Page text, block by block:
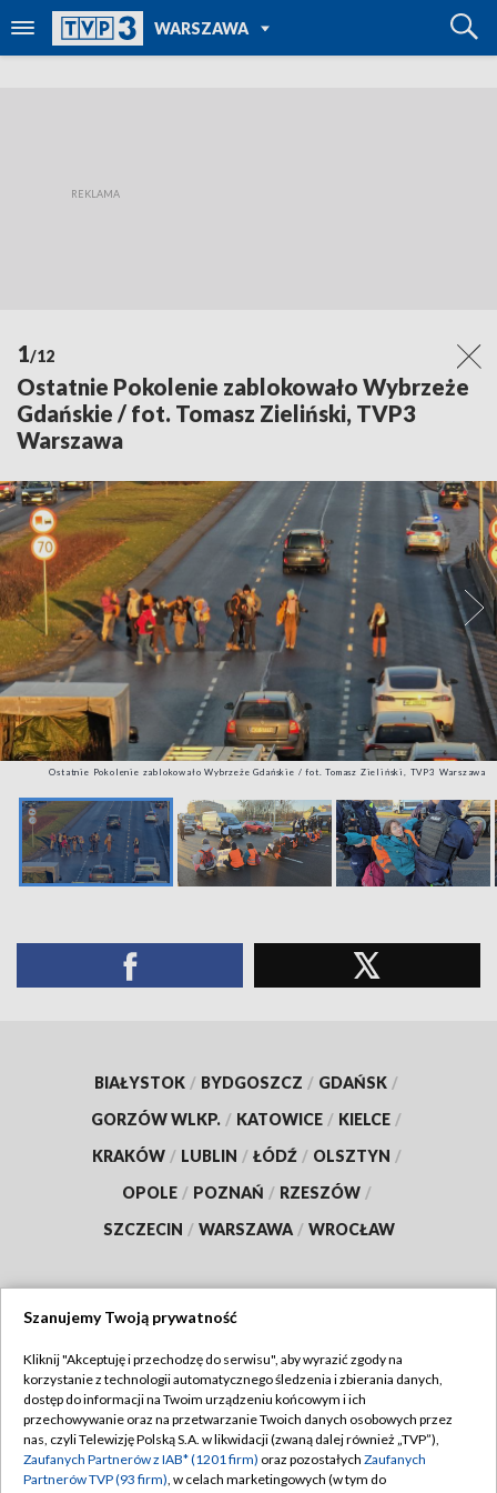
WARSZAWA
TVP REGIONY
1/12
Ostatnie Pokolenie zablokowało Wybrzeże
Gdańskie / fot. Tomasz Zieliński, TVP3
Warszawa
Ostatnie Pokolenie zablokowało Wybrzeże Gdańskie / fot. Tomasz Zieliński, TVP3 Warszawa
BIAŁYSTOK / BYDGOSZCZ / GDAŃSK /
GORZÓW WLKP. / KATOWICE / KIELCE /
KRAKÓW / LUBLIN / ŁÓDŹ / OLSZTYN /
OPOLE / POZNAŃ / RZESZÓW /
SZCZECIN / WARSZAWA / WROCŁAW
TVP
Abonament TVP
Emisja w TVP
Regulamin TVP
Polityka prywatności
Szanujemy Twoją prywatność
Kliknij "Akceptuję i przechodzę do serwisu", aby wyrazić zgody na
korzystanie z technologii automatycznego śledzenia i zbierania danych,
dostęp do informacji na Twoim urządzeniu końcowym i ich
przechowywanie oraz na przetwarzanie Twoich danych osobowych przez
nas, czyli Telewizję Polską S.A. w likwidacji (zwaną dalej również „TVP”),
Zaufanych Partnerów z IAB* (1201 firm) oraz pozostałych Zaufanych
Partnerów TVP (93 firm), w celach marketingowych (w tym do